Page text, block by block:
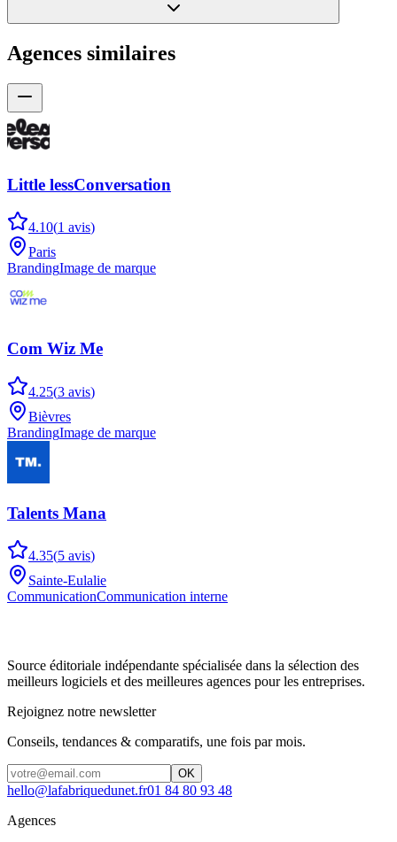
Agences similaires
Little lessConversation
4.10(1 avis)
Paris
BrandingImage de marque
Com Wiz Me
4.25(3 avis)
Bièvres
BrandingImage de marque
Talents Mana
4.35(5 avis)
Sainte-Eulalie
CommunicationCommunication interne
Source éditoriale indépendante spécialisée dans la sélection des
meilleurs logiciels et des meilleures agences pour les entreprises.
Rejoignez notre newsletter
Conseils, tendances & comparatifs, une fois par mois.
OK
hello@lafabriquedunet.fr01 84 80 93 48
Agences